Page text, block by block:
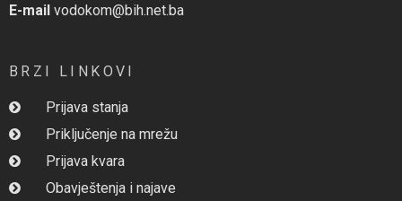
E-mail vodokom@bih.net.ba
BRZI LINKOVI
Prijava stanja
Priključenje na mrežu
Prijava kvara
Obavještenja i najave